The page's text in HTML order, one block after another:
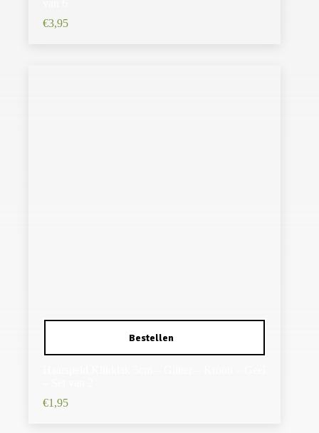
€3,95
€1,95